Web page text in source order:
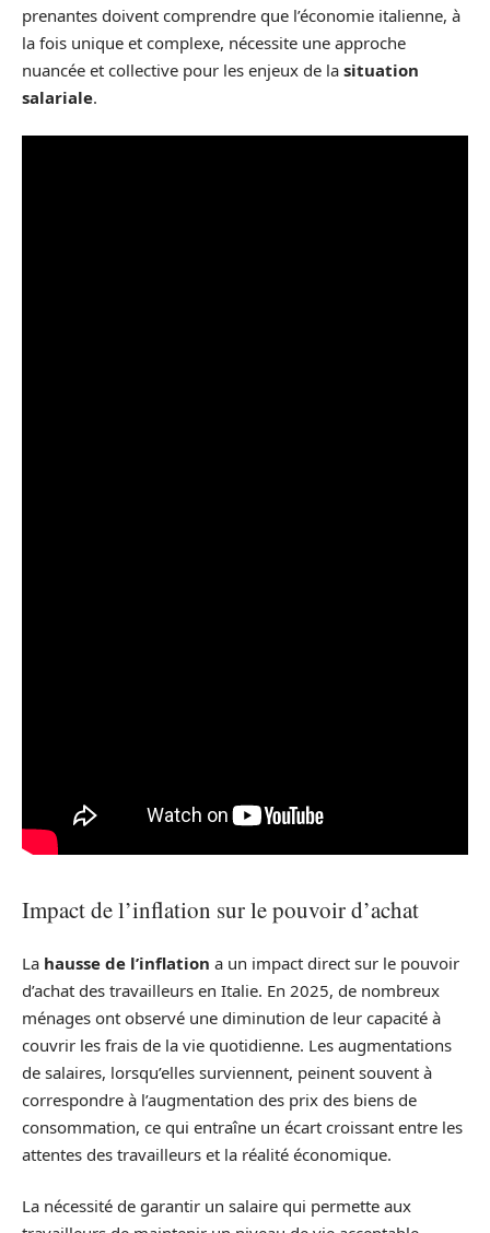
prenantes doivent comprendre que l’économie italienne, à
la fois unique et complexe, nécessite une approche
nuancée et collective pour les enjeux de la situation
salariale.
Impact de l’inflation sur le pouvoir d’achat
La hausse de l’inflation a un impact direct sur le pouvoir
d’achat des travailleurs en Italie. En 2025, de nombreux
ménages ont observé une diminution de leur capacité à
couvrir les frais de la vie quotidienne. Les augmentations
de salaires, lorsqu’elles surviennent, peinent souvent à
correspondre à l’augmentation des prix des biens de
consommation, ce qui entraîne un écart croissant entre les
attentes des travailleurs et la réalité économique.
La nécessité de garantir un salaire qui permette aux